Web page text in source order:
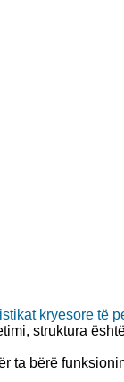
kryesore të
struktura
bërë